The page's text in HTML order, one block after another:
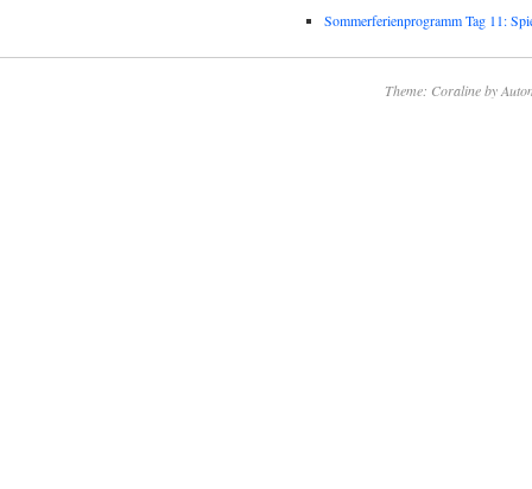
Sommerferienprogramm Tag 11:
Theme: Coraline by